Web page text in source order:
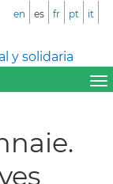
y solidaria
en es fr pt it